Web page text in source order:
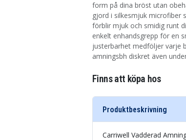
form på dina bröst utan
gjord i silkesmjuk microfiber
förblir mjuk och smidig runt
enkelt enhandsgrepp för en
justerbarhet medföljer varje
amningsbh diskret även
Finns att köpa hos
Produktbeskrivning
Carriwell Vadderad